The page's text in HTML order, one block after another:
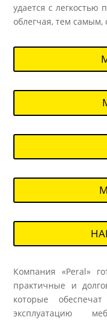
удается с
облегчая, тем самым,
Компания «Peral»
практичные и
которые
эксплуатацию